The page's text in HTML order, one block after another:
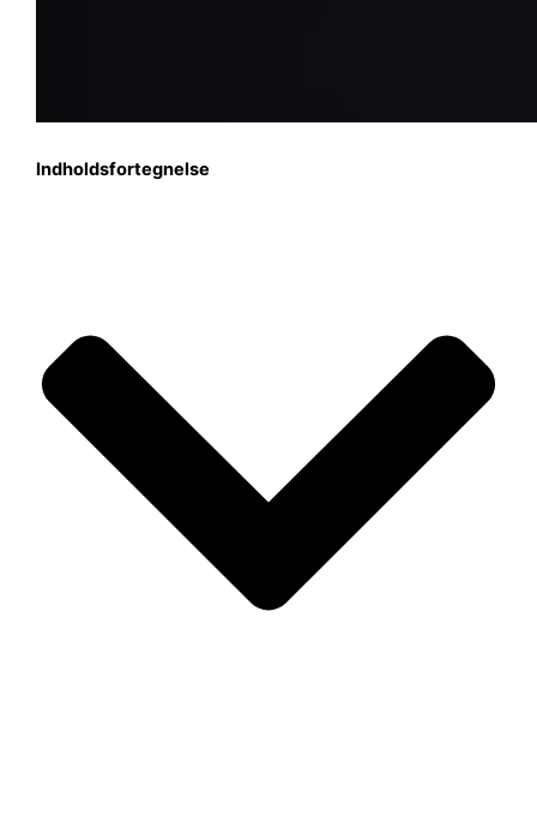
Indholdsfortegnelse